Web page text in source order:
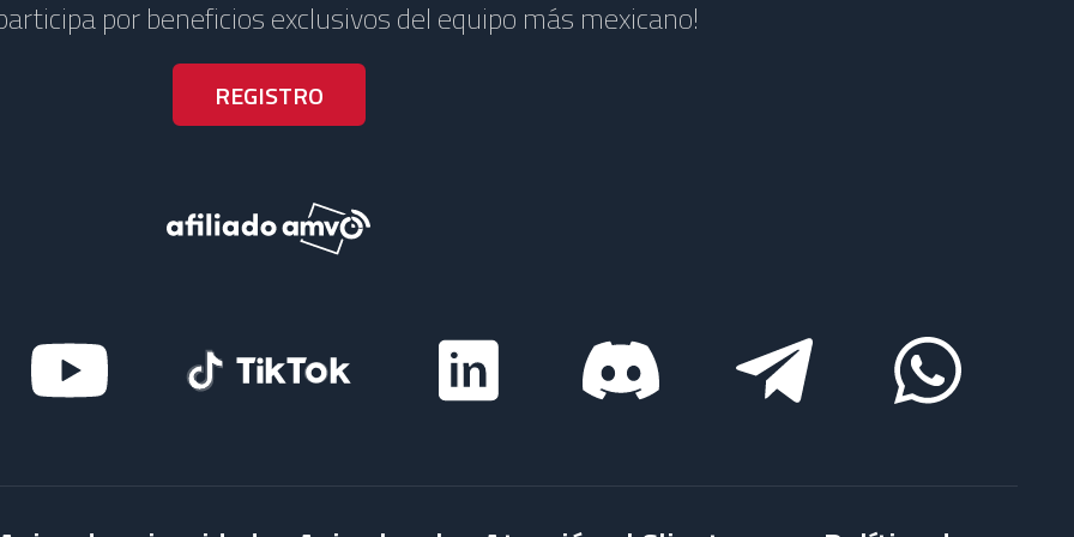
por beneficios exclusivos del equipo más mexicano!